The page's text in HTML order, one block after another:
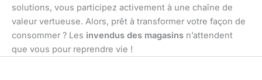
solutions, vous participez activement à une chaîne de
valeur vertueuse. Alors, prêt à transformer votre façon de
consommer ? Les invendus des magasins n’attendent
que vous pour reprendre vie !